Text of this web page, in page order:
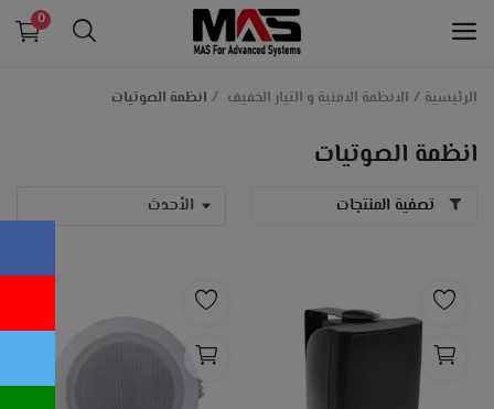
0
معدات بنكية
انظمة الكاشير و الدفع الالكتروني
اجهزة حضور و انصراف
الرئيسية الانظمة الامنية و التيار الخفيف انظمة الصوتيات
انظمة الصوتيات
تصفية المنتجات